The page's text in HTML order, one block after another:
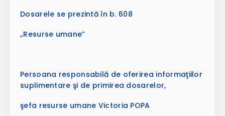
Dosarele se prezintă în b. 608
„Resurse umane”
Persoana responsabilă de oferirea informaţiilor
suplimentare şi de primirea dosarelor,
şefa resurse umane Victoria POPA